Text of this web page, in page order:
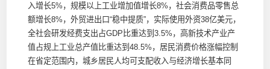
入增长5%，规模以上工业增加值增长8%，社会消费品零售总
额增长8%，外贸进出口“稳中提质”，实际使用外资38亿美元，
全社会研发经费支出占GDP比重达到3.5%，高新技术产业产
值占规上工业总产值比重达到48.5%，居民消费价格涨幅控制
在省定范围内，城乡居民人均可支配收入与经济增长基本同